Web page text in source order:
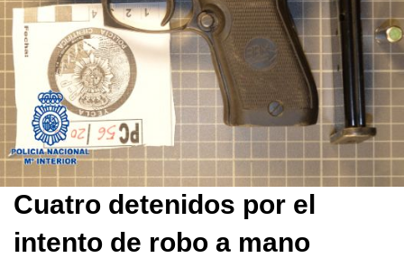
Cuatro detenidos por el
intento de robo a mano